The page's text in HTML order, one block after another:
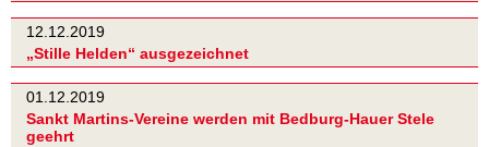
12.12.2019
„Stille Helden“ ausgezeichnet
01.12.2019
Sankt Martins-Vereine werden mit Bedburg-Hauer Stele
geehrt